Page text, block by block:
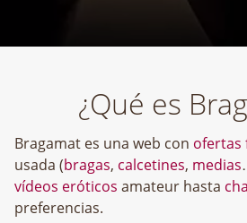
¿Qué es
Bragamat es una web con ofertas
usada (bragas, calcetines, medias
vídeos eróticos amateur hasta
preferencias.